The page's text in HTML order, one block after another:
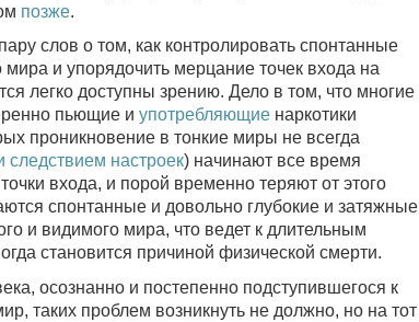
позже.
слов о том, как контролировать спонтанные
и упорядочить мерцание точек входа на
легко доступны зрению. Дело в том, что многие
пьющие и употребляющие наркотики
проникновение в тонкие миры не всегда
следствием настроек) начинают все время
входа, и порой временно теряют от этого
спонтанные и довольно глубокие и затяжные
и видимого мира, что ведет к длительным
становится причиной физической смерти.
осознанно и постепенно подступившегося к
таких проблем возникнуть не должно, но на тот